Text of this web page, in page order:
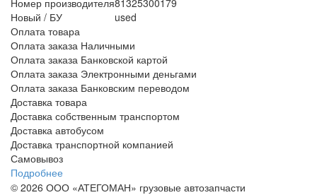
Новый / БУ
used
Оплата товара
Оплата заказа Наличными
Оплата заказа Банковской картой
Оплата заказа Электронными деньгами
Оплата заказа Банковским переводом
Доставка товара
Доставка собственным транспортом
Доставка автобусом
Доставка транспортной компанией
Самовывоз
Подробнее
© 2026 ООО «АТЕГОМАН» грузовые автозапчасти